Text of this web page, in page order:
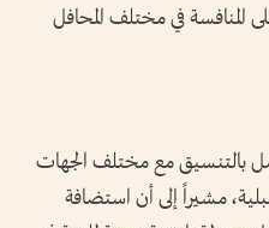
المنافسة في مختلف المحافل
بالتنسيق مع مختلف الجهات
مشيراً إلى أن استضافة